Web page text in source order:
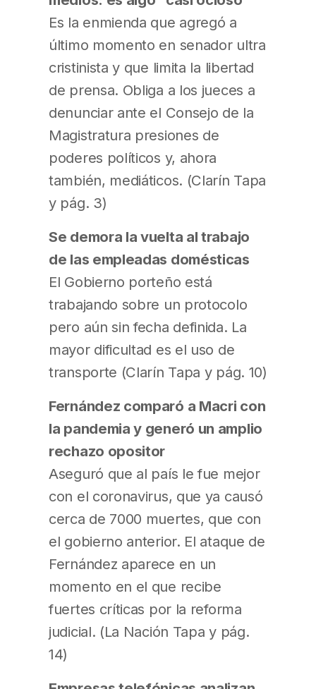
Es la enmienda que agregó a
último momento en senador ultra
cristinista y que limita la libertad
de prensa. Obliga a los jueces a
denunciar ante el Consejo de la
Magistratura presiones de
poderes políticos y, ahora
también, mediáticos. (Clarín Tapa
y pág. 3)
Se demora la vuelta al trabajo
de las empleadas domésticas
El Gobierno porteño está
trabajando sobre un protocolo
pero aún sin fecha definida. La
mayor dificultad es el uso de
transporte (Clarín Tapa y pág. 10)
Fernández comparó a Macri con
la pandemia y generó un amplio
rechazo opositor
Aseguró que al país le fue mejor
con el coronavirus, que ya causó
cerca de 7000 muertes, que con
el gobierno anterior. El ataque de
Fernández aparece en un
momento en el que recibe
fuertes críticas por la reforma
judicial. (La Nación Tapa y pág.
14)